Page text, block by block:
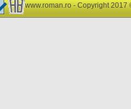
www.roman.ro - Copyright 2017